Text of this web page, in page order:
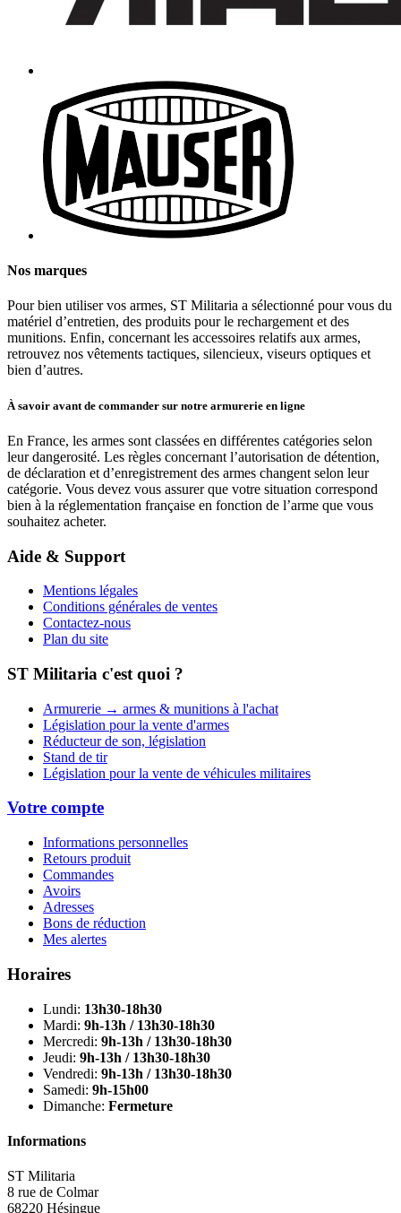
Nos marques
Pour bien utiliser vos armes, ST Militaria a sélectionné pour vous du
matériel d’entretien, des produits pour le rechargement et des
munitions. Enfin, concernant les accessoires relatifs aux armes,
retrouvez nos vêtements tactiques, silencieux, viseurs optiques et
bien d’autres.
À savoir avant de commander sur notre armurerie en ligne
En France, les armes sont classées en différentes catégories selon
leur dangerosité. Les règles concernant l’autorisation de détention,
de déclaration et d’enregistrement des armes changent selon leur
catégorie. Vous devez vous assurer que votre situation correspond
bien à la réglementation française en fonction de l’arme que vous
souhaitez acheter.
Aide & Support
Mentions légales
Conditions générales de ventes
Contactez-nous
Plan du site
ST Militaria c'est quoi ?
Armurerie → armes & munitions à l'achat
Législation pour la vente d'armes
Réducteur de son, législation
Stand de tir
Législation pour la vente de véhicules militaires
Votre compte
Informations personnelles
Retours produit
Commandes
Avoirs
Adresses
Bons de réduction
Mes alertes
Horaires
Lundi: 13h30-18h30
Mardi: 9h-13h / 13h30-18h30
Mercredi: 9h-13h / 13h30-18h30
Jeudi: 9h-13h / 13h30-18h30
Vendredi: 9h-13h / 13h30-18h30
Samedi: 9h-15h00
Dimanche: Fermeture
Informations
ST Militaria
8 rue de Colmar
68220 Hésingue